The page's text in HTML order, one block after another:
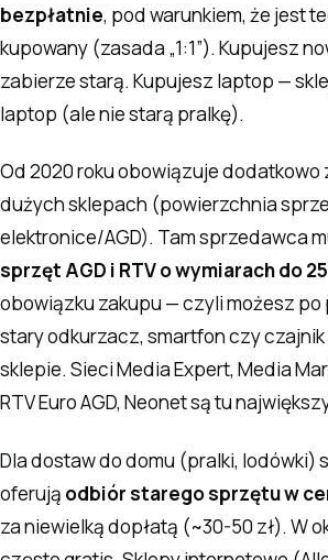
bezpłatnie, pod warunkiem, że jest
kupowany (zasada „1:1”). Kupujesz
zabierze starą. Kupujesz laptop —
laptop (ale nie starą pralkę).
Od 2020 roku obowiązuje dodatkowo
dużych sklepach (powierzchnia
elektronice/AGD). Tam sprzedawca
sprzęt AGD i RTV o wymiarach do
obowiązku zakupu — czyli możesz
stary odkurzacz, smartfon czy
sklepie. Sieci Media Expert, Media
RTV Euro AGD, Neonet są tu
Dla dostaw do domu (pralki, lodówki)
oferują odbiór starego sprzętu w
za niewielką dopłatą (~30-50 zł). W